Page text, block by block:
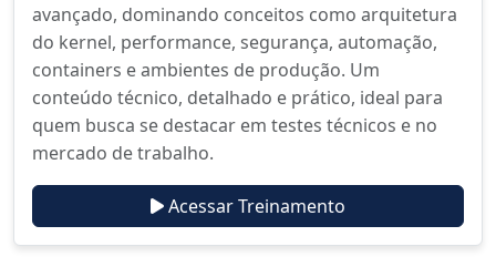
avançado, dominando conceitos como arquitetura
do kernel, performance, segurança, automação,
containers e ambientes de produção. Um
conteúdo técnico, detalhado e prático, ideal para
quem busca se destacar em testes técnicos e no
mercado de trabalho.
Acessar Treinamento